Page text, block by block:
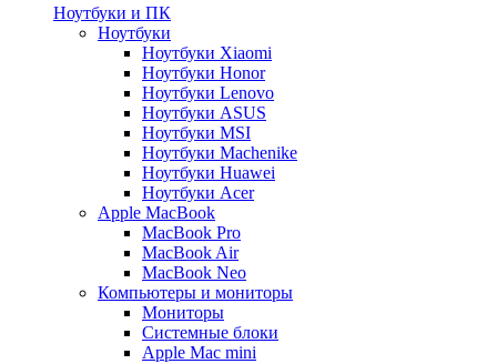
Ноутбуки и ПК
Ноутбуки
Ноутбуки Xiaomi
Ноутбуки Honor
Ноутбуки Lenovo
Ноутбуки ASUS
Ноутбуки MSI
Ноутбуки Machenike
Ноутбуки Huawei
Ноутбуки Acer
Apple MacBook
MacBook Pro
MacBook Air
MacBook Neo
Компьютеры и мониторы
Мониторы
Системные блоки
Apple Mac mini